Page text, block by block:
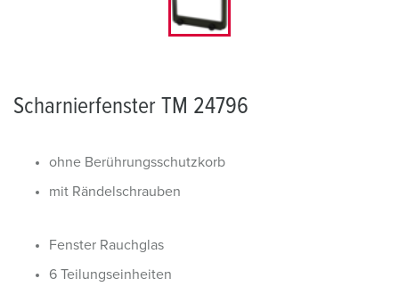
Scharnierfenster TM 24796
ohne Berührungsschutzkorb
mit Rändelschrauben
Fenster Rauchglas
6 Teilungseinheiten